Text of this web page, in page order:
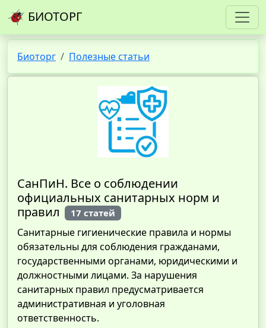
БИОТОРГ
Биоторг Полезные статьи
СанПиН. Все о соблюдении
официальных санитарных норм и
правил
17 статей
Санитарные гигиенические правила и нормы
обязательны для соблюдения гражданами,
государственными органами, юридическими и
должностными лицами. За нарушения
санитарных правил предусматривается
административная и уголовная
ответственность.